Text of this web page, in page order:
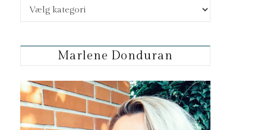
Flere kategorier:
Marlene Donduran